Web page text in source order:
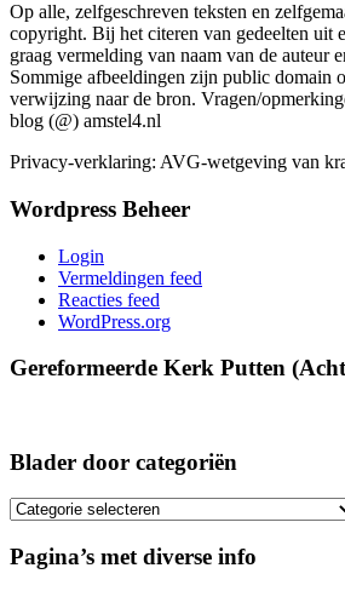
Op alle, zelfgeschreven teksten en
copyright. Bij het citeren van gedeelten uit
graag vermelding van naam van de auteur
Sommige afbeeldingen zijn public domain
verwijzing naar de bron. Vragen/
blog (@) amstel4.nl
Privacy-verklaring: AVG-wetgeving van
Wordpress Beheer
Login
Vermeldingen feed
Reacties feed
WordPress.org
Gereformeerde Kerk Putten
Blader door categoriën
Blader
categoriën
Pagina’s met diverse info